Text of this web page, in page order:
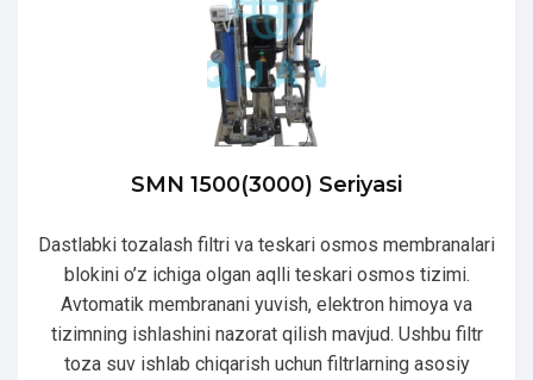
SMN 1500(3000) Seriyasi
Dastlabki tozalash filtri va teskari osmos membranalari
blokini o’z ichiga olgan aqlli teskari osmos tizimi.
Avtomatik membranani yuvish, elektron himoya va
tizimning ishlashini nazorat qilish mavjud. Ushbu filtr
toza suv ishlab chiqarish uchun filtrlarning asosiy